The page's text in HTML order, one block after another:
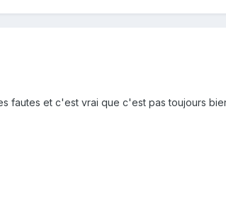
fautes et c'est vrai que c'est pas toujours